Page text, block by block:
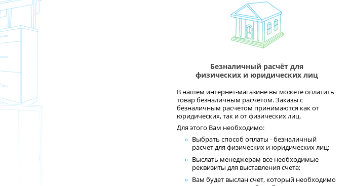
Безналичный расчёт для
физических и юридических лиц
В нашем интернет-магазине вы можете оплатить
товар безналичным расчетом. Заказы с
безналичным расчетом принимаются как от
юридических, так и от физических лиц.
Для этого Вам необходимо:
Выбрать способ оплаты - безналичный
расчет для физических и юридических лиц;
Выслать менеджерам все необходимые
реквизиты для выставления счета;
Вам будет выслан счет, который необходимо